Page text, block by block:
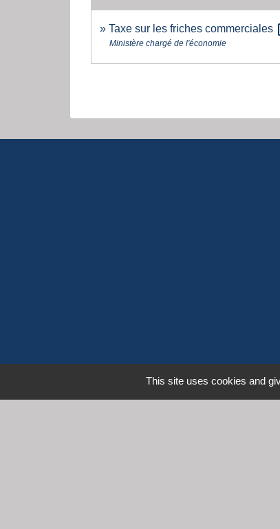
Taxe sur les friches commerciales
Ministère chargé de l'économie
This site uses cookies and